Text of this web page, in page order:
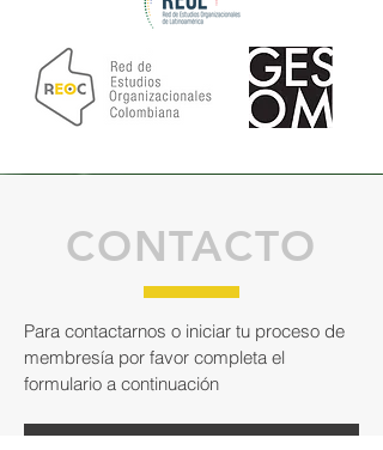
CONTACTO
Para contactarnos o iniciar tu proceso de
membresía por favor completa el
formulario a continuación